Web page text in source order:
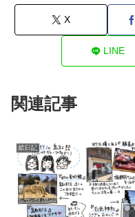
X
LINE
関連記事
絵日記